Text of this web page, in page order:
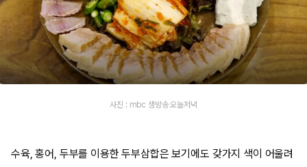
사진 : mbc 생방송 오늘저녁
수육, 홍어, 두부를 이용한 두부삼합은 보기에도 갖가지 색이 어울려